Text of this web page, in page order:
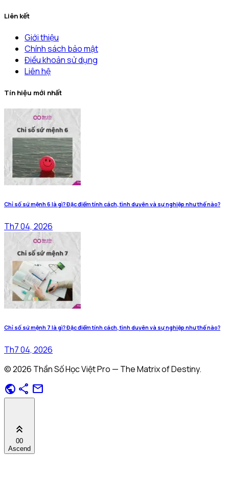
Liên kết
Giới thiệu
Chính sách bảo mật
Điều khoản sử dụng
Liên hệ
Tín hiệu mới nhất
Chỉ số sứ mệnh 6 là gì? Đặc điểm tính cách, tình duyên và sự nghiệp như thế nào?
Th7 04, 2026
Chỉ số sứ mệnh 7 là gì? Đặc điểm tính cách, tình duyên và sự nghiệp như thế nào?
Th7 04, 2026
© 2026 Thần Số Học Việt Pro — The Matrix of Destiny.
public share mail
keyboard_double_arrow_up
00
Ascend